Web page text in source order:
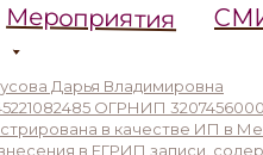
Мероприятия
Дарья Владимировна
ОГРНИП
в качестве ИП в
в ЕГРИП записи,